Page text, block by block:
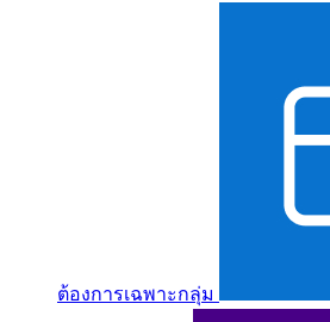
ต้องการเฉพาะกลุ่ม